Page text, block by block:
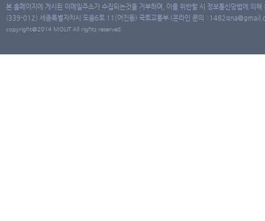
본 홈페이지에 게시된 이메일주소가 수집되는것을 거부하며, 이를 위반할 시 정보통신망법에 의
(339-012) 세종특별자치시 도움6로 11(어진동) 국토교통부 (온라인 문의 :
copyright@2014 MOLIT All rights reserved.